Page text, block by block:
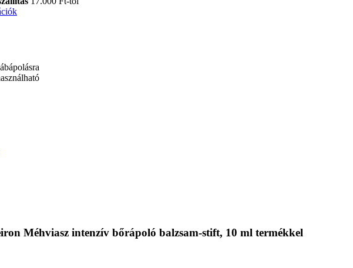
Méhviasz intenzív bőrápoló balzsam-stift, 10 ml termékkel